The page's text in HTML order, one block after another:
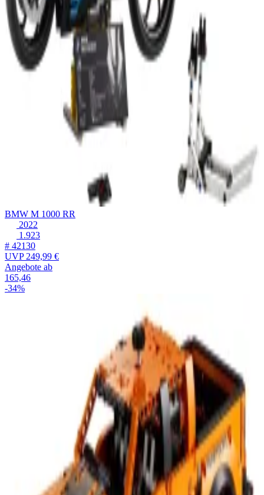
BMW M 1000 RR
2022
1.923
# 42130
UVP249,99 €
Angebote ab
165,46
-34%